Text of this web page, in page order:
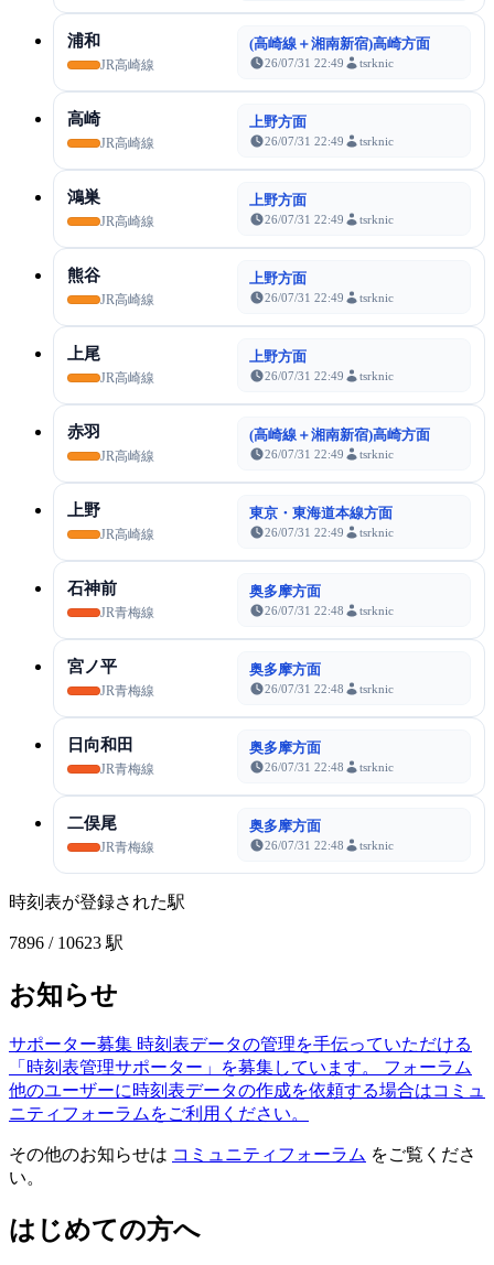
浦和
JR高崎線
(高崎線＋湘南新宿)高崎方面
26/07/31 22:49 tsrknic
高崎
JR高崎線
上野方面
26/07/31 22:49 tsrknic
鴻巣
JR高崎線
上野方面
26/07/31 22:49 tsrknic
熊谷
JR高崎線
上野方面
26/07/31 22:49 tsrknic
上尾
JR高崎線
上野方面
26/07/31 22:49 tsrknic
赤羽
JR高崎線
(高崎線＋湘南新宿)高崎方面
26/07/31 22:49 tsrknic
上野
JR高崎線
東京・東海道本線方面
26/07/31 22:49 tsrknic
石神前
JR青梅線
奥多摩方面
26/07/31 22:48 tsrknic
宮ノ平
JR青梅線
奥多摩方面
26/07/31 22:48 tsrknic
日向和田
JR青梅線
奥多摩方面
26/07/31 22:48 tsrknic
二俣尾
JR青梅線
奥多摩方面
26/07/31 22:48 tsrknic
時刻表が登録された駅
7896 / 10623 駅
お知らせ
サポーター募集 時刻表データの管理を手伝っていただける
「時刻表管理サポーター」を募集しています。
フォーラム
他のユーザーに時刻表データの作成を依頼する場合はコミュ
ニティフォーラムをご利用ください。
その他のお知らせは コミュニティフォーラム をご覧くださ
い。
はじめての方へ